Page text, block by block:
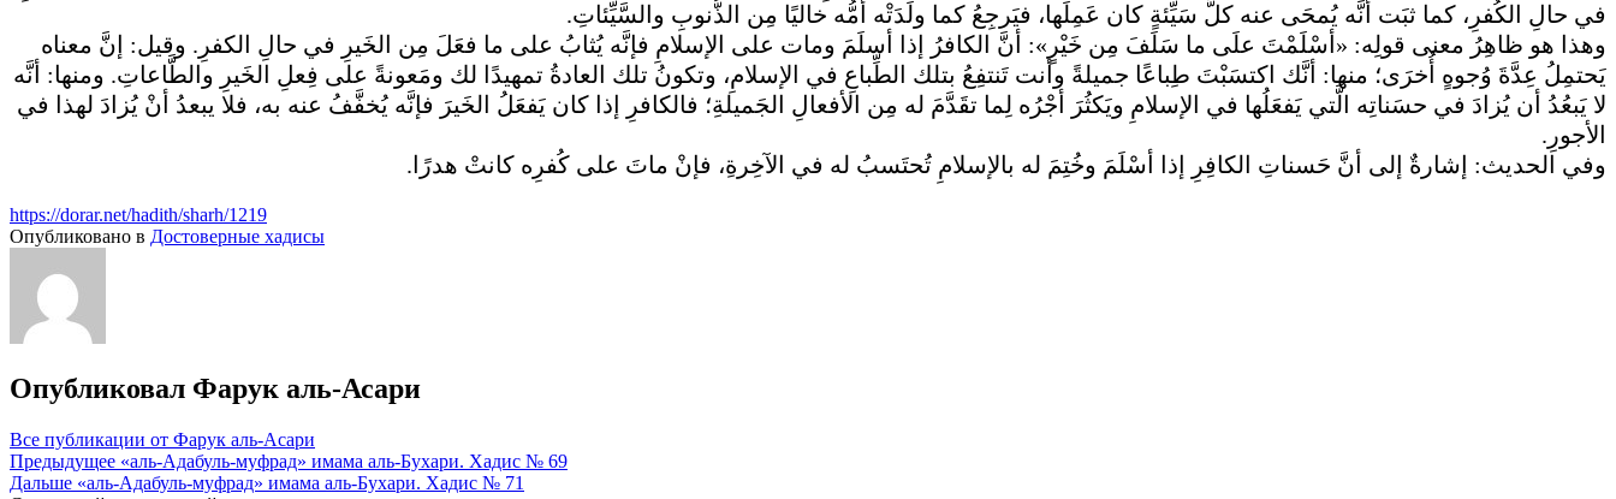
في حالِ الكُفرِ، كما ثبَت أنَّه يُمحَى عنه كلُّ سَيِّئةٍ كان عَمِلَها، فيَرجِعُ كما ولَدَتْه أُمُّه خاليًا مِن الذُّنوبِ والسَّيِّئاتِ.
وهذا هو ظاهِرُ معنى قولِه: «أسْلَمْتَ علَى ما سَلَفَ مِن خَيْرٍ»: أنَّ الكافرُ إذا أسلَمَ ومات على الإسلامِ فإنَّه يُثابُ على ما فعَلَ مِن الخَيرِ في حالِ الكفرِ. وقيل: إنَّ معناه
يَحتمِلُ عِدَّةَ وُجوهٍ أُخرَى؛ منها: أنَّك اكتسَبْتَ طِباعًا جميلةً وأنت تَنتفِعُ بتلك الطِّباعِ في الإسلامِ، وتكونُ تلك العادةُ تمهيدًا لك ومَعونةً على فِعلِ الخَيرِ والطَّاعاتِ. ومنها: أنَّه
لا يَبعُدُ أن يُزادَ في حسَناتِه الَّتي يَفعَلُها في الإسلامِ ويَكثُرَ أجْرُه لِما تقَدَّمَ له مِن الأفعالِ الجَميلةِ؛ فالكافرِ إذا كان يَفعَلُ الخَيرَ فإنَّه يُخفَّفُ عنه به، فلا يبعدُ أنْ يُزادَ لهذا في
الأجورِ.
وفي الحديث: إشارةٌ إلى أنَّ حَسناتِ الكافِرِ إذا أسْلَمَ وخُتِمَ له بالإسلامِ تُحتَسبُ له في الآخِرةِ، فإنْ ماتَ على كُفرِه كانتْ هدرًا.
https://dorar.net/hadith/sharh/1219
Опубликовано в Достоверные хадисы
Опубликовал Фарук аль-Асари
Все публикации от Фарук аль-Асари
Навигация
Предыдущее «аль-Адабуль-муфрад» имама аль-Бухари. Хадис № 69
Дальше «аль-Адабуль-муфрад» имама аль-Бухари. Хадис № 71